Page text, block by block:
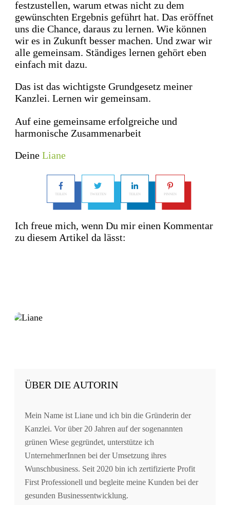
festzustellen, warum etwas nicht zu dem
gewünschten Ergebnis geführt hat. Das eröffnet
uns die Chance, daraus zu lernen. Wie können
wir es in Zukunft besser machen. Und zwar wir
alle gemeinsam. Ständiges lernen gehört eben
einfach mit dazu.
Das ist das wichtigste Grundgesetz meiner
Kanzlei. Lernen wir gemeinsam.
Auf eine gemeinsame erfolgreiche und
harmonische Zusammenarbeit
Deine Liane
TEILEN TWEETEN TEILEN PINNEN
Ich freue mich, wenn Du mir einen Kommentar
zu diesem Artikel da lässt:
ÜBER DIE AUTORIN
Mein Name ist Liane und ich bin die Gründerin der
Kanzlei. Vor über 20 Jahren auf der sogenannten
grünen Wiese gegründet, unterstütze ich
UnternehmerInnen bei der Umsetzung ihres
Wunschbusiness. Seit 2020 bin ich zertifizierte Profit
First Professionell und begleite meine Kunden bei der
gesunden Businessentwicklung.